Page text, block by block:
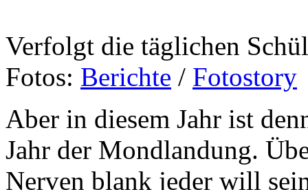
Verfolgt die täglichen
Fotos: Berichte / Fotostory
Aber in diesem Jahr ist
Jahr der Mondlandung.
Nerven blank jeder will